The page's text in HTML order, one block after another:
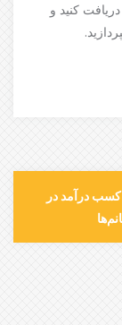
تومان از گلدن 8 اعتبار دریافت کنید و
درآمد در